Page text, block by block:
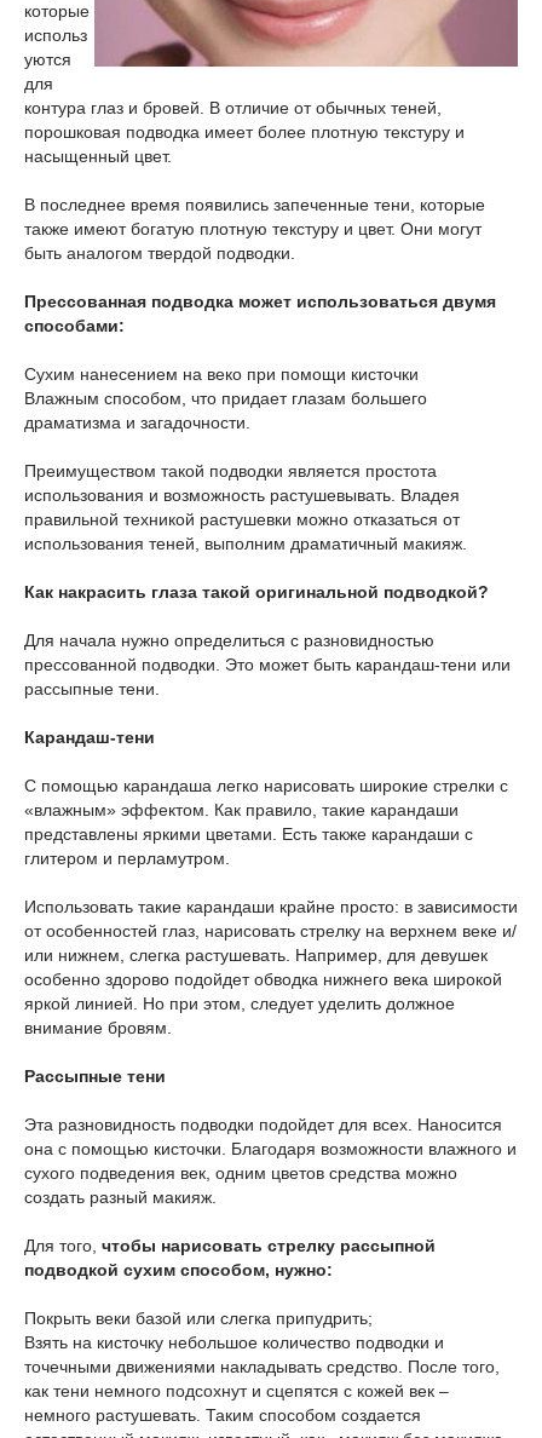
которые
использ
уются
для
контура глаз и бровей. В отличие от обычных теней,
порошковая подводка имеет более плотную текстуру и
насыщенный цвет.
В последнее время появились запеченные тени, которые
также имеют богатую плотную текстуру и цвет. Они могут
быть аналогом твердой подводки.
Прессованная подводка может использоваться двумя
способами:
Сухим нанесением на веко при помощи кисточки
Влажным способом, что придает глазам большего
драматизма и загадочности.
Преимуществом такой подводки является простота
использования и возможность растушевывать. Владея
правильной техникой растушевки можно отказаться от
использования теней, выполним драматичный макияж.
Как накрасить глаза такой оригинальной подводкой?
Для начала нужно определиться с разновидностью
прессованной подводки. Это может быть карандаш-тени или
рассыпные тени.
Карандаш-тени
С помощью карандаша легко нарисовать широкие стрелки с
«влажным» эффектом. Как правило, такие карандаши
представлены яркими цветами. Есть также карандаши с
глитером и перламутром.
Использовать такие карандаши крайне просто: в зависимости
от особенностей глаз, нарисовать стрелку на верхнем веке и/
или нижнем, слегка растушевать. Например, для девушек
особенно здорово подойдет обводка нижнего века широкой
яркой линией. Но при этом, следует уделить должное
внимание бровям.
Рассыпные тени
Эта разновидность подводки подойдет для всех. Наносится
она с помощью кисточки. Благодаря возможности влажного и
сухого подведения век, одним цветов средства можно
создать разный макияж.
Для того, чтобы нарисовать стрелку рассыпной
подводкой сухим способом, нужно:
Покрыть веки базой или слегка припудрить;
Взять на кисточку небольшое количество подводки и
точечными движениями накладывать средство. После того,
как тени немного подсохнут и сцепятся с кожей век –
немного растушевать. Таким способом создается